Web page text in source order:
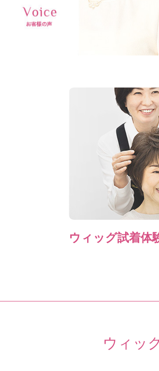
ウィッグ試着体
ウィッ